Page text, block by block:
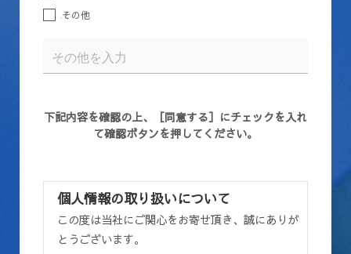
その他
下記内容を確認の上、［同意する］にチェックを入れ
て確認ボタンを押してください。
個人情報の取り扱いについて
この度は当社にご関心をお寄せ頂き、誠にありが
とうございます。